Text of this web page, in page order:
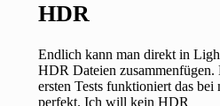
HDR
Endlich kann man direkt in
HDR Dateien zusammenfügen.
ersten Tests funktioniert das bei
perfekt. Ich will kein HDR